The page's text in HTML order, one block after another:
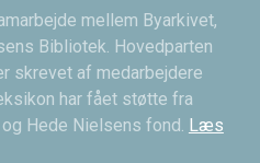
mellem Byarkivet,
Bibliotek. Hovedparten
skrevet af medarbejdere
har fået støtte fra
Hede Nielsens fond. Læs